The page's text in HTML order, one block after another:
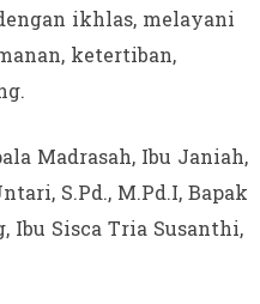
ikhlas, melayani
ketertiban,
Madrasah, Ibu Janiah,
S.Pd., M.Pd.I, Bapak
Ibu Sisca Tria Susanthi,